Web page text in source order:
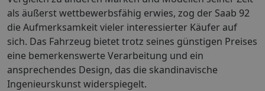
als äußerst wettbewerbsfähig erwies, zog der Saab 92
die Aufmerksamkeit vieler interessierter Käufer auf
sich. Das Fahrzeug bietet trotz seines günstigen Preises
eine bemerkenswerte Verarbeitung und ein
ansprechendes Design, das die skandinavische
Ingenieurskunst widerspiegelt.